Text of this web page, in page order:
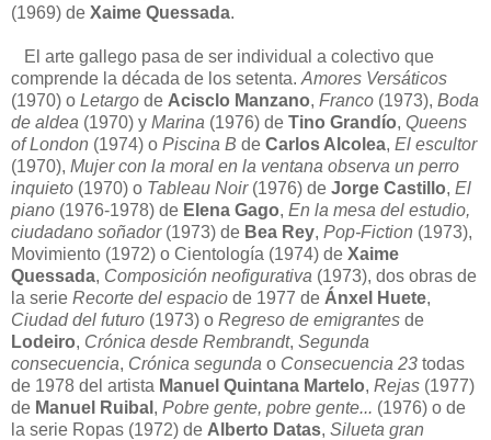
(1969) de Xaime Quessada.
El arte gallego pasa de ser individual a colectivo que
comprende la década de los setenta. Amores Versáticos
(1970) o Letargo de Acisclo Manzano, Franco (1973), Boda
de aldea (1970) y Marina (1976) de Tino Grandío, Queens
of London (1974) o Piscina B de Carlos Alcolea, El escultor
(1970), Mujer con la moral en la ventana observa un perro
inquieto (1970) o Tableau Noir(1976) de Jorge Castillo, El
piano (1976-1978) de Elena Gago, En la mesa del estudio,
ciudadano soñador(1973) de Bea Rey, Pop-Fiction (1973),
Movimiento (1972) o Cientología (1974) de Xaime
Quessada, Composición neofigurativa (1973), dos obras de
la serie Recorte del espacio de 1977 de Ánxel Huete,
Ciudad del futuro (1973) o Regreso de emigrantes de
Lodeiro, Crónica desde Rembrandt, Segunda
consecuencia, Crónica segunda o Consecuencia 23 todas
de 1978 del artista Manuel Quintana Martelo, Rejas (1977)
de Manuel Ruibal , Pobre gente, pobre gente... (1976) o de
la serie Ropas (1972) de Alberto Datas, Silueta gran